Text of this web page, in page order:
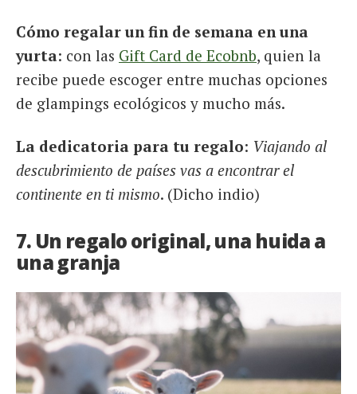
Cómo regalar un fin de semana en una
yurta: con las Gift Card de Ecobnb, quien la
recibe puede escoger entre muchas opciones
de glampings ecológicos y mucho más.
La dedicatoria para tu regalo: Viajando al
descubrimiento de países vas a encontrar el
continente en ti mismo. (Dicho indio)
7. Un regalo original, una huida a
una granja